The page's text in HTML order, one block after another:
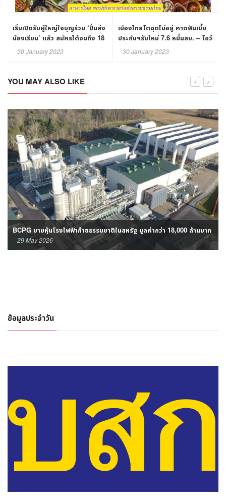
เริ่มเปิดรับผู้ใหญ่ใจบุญร่วม ‘ปั่นส่ง
น้องเรียน’ แล้ว สมัครได้จนถึง 18
ก.พ.นี้
30 January 2023
เมืองไทยโตฉุดไม่อยู่ คาดฟันเบี้ย
ประกันฯรับใหม่ 7.6 หมื่นลบ. – โชว์
ทีมผู้บริหาร พ่วงกลยุทธ์
Happiness Reinvented￼
30 January 2023
YOU MAY ALSO LIKE
BCPG ขายหุ้นโรงไฟฟ้าก๊าซธรรมชาติในสหรัฐ มูลค่ากว่า 18,000 ล้านบาท
29 May 2026
ข้อมูลประจำวัน